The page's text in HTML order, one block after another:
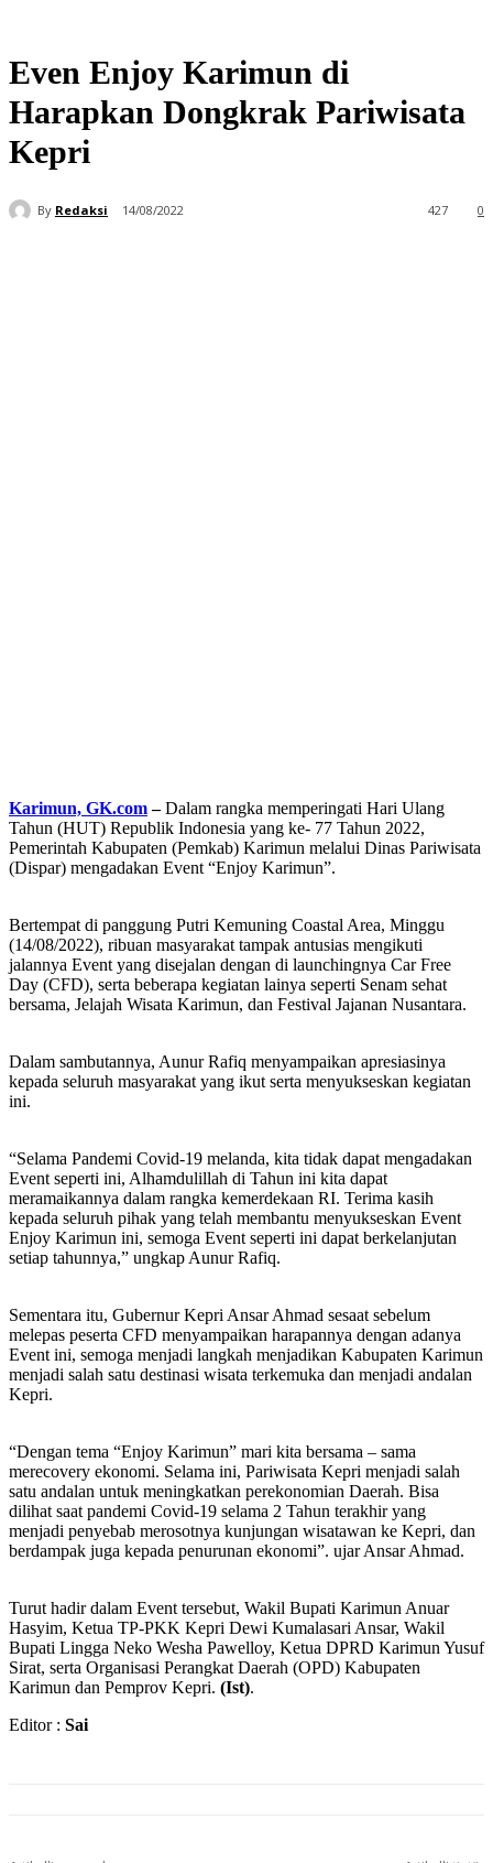
Even Enjoy Karimun di
Harapkan Dongkrak Pariwisata
Kepri
By Redaksi 14/08/2022 0
427
Karimun, GK.com–Dalam rangka memperingati Hari Ulang
Tahun (HUT) Republik Indonesia yang ke- 77 Tahun 2022,
Pemerintah Kabupaten (Pemkab) Karimun melalui Dinas Pariwisata
(Dispar) mengadakan Event “Enjoy Karimun”.
Bertempat di panggung Putri Kemuning Coastal Area, Minggu
(14/08/2022), ribuan masyarakat tampak antusias mengikuti
jalannya Event yang disejalan dengan di launchingnya Car Free
Day (CFD), serta beberapa kegiatan lainya seperti Senam sehat
bersama, Jelajah Wisata Karimun, dan Festival Jajanan Nusantara.
Dalam sambutannya, Aunur Rafiq menyampaikan apresiasinya
kepada seluruh masyarakat yang ikut serta menyukseskan kegiatan
ini.
“Selama Pandemi Covid-19 melanda, kita tidak dapat mengadakan
Event seperti ini, Alhamdulillah di Tahun ini kita dapat
meramaikannya dalam rangka kemerdekaan RI. Terima kasih
kepada seluruh pihak yang telah membantu menyukseskan Event
Enjoy Karimun ini, semoga Event seperti ini dapat berkelanjutan
setiap tahunnya,” ungkap Aunur Rafiq.
Sementara itu, Gubernur Kepri Ansar Ahmad sesaat sebelum
melepas peserta CFD menyampaikan harapannya dengan adanya
Event ini, semoga menjadi langkah menjadikan Kabupaten Karimun
menjadi salah satu destinasi wisata terkemuka dan menjadi andalan
Kepri.
“Dengan tema “Enjoy Karimun” mari kita bersama – sama
merecovery ekonomi. Selama ini, Pariwisata Kepri menjadi salah
satu andalan untuk meningkatkan perekonomian Daerah. Bisa
dilihat saat pandemi Covid-19 selama 2 Tahun terakhir yang
menjadi penyebab merosotnya kunjungan wisatawan ke Kepri, dan
berdampak juga kepada penurunan ekonomi”. ujar Ansar Ahmad.
Turut hadir dalam Event tersebut, Wakil Bupati Karimun Anuar
Hasyim, Ketua TP-PKK Kepri Dewi Kumalasari Ansar, Wakil
Bupati Lingga Neko Wesha Pawelloy, Ketua DPRD Karimun Yusuf
Sirat, serta Organisasi Perangkat Daerah (OPD) Kabupaten
Karimun dan Pemprov Kepri. (Ist).
Editor : Sai